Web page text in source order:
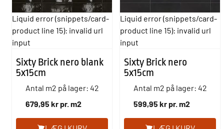
Liquid error (snippets/card-
product line 15): invalid url
input
Sixty Brick nero blank
5x15cm
Antal m2 på lager: 42
679,95 kr pr. m2
Liquid error (snippets/card-
product line 15): invalid url
input
Sixty Brick nero
5x15cm
Antal m2 på lager: 42
599,95 kr pr. m2